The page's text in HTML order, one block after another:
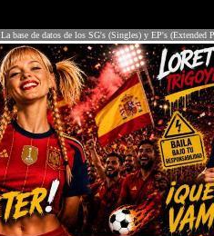
La base de datos de los SG's (Singles) y EP's (Extended